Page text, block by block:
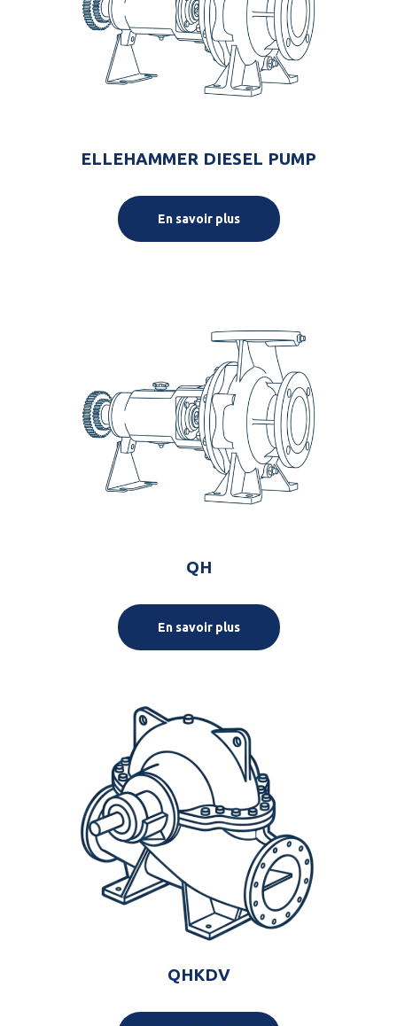
ELLEHAMMER DIESEL PUMP
En savoir plus
QH
En savoir plus
QHKDV